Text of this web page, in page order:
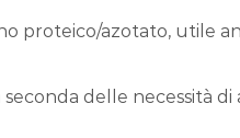
proteico/azotato, utile
delle necessità